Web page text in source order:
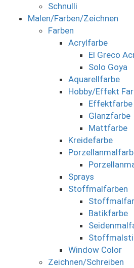
Schnulli
Malen/Farben/Zeichnen
Farben
Acrylfarbe
El Greco
Solo Goya
Aquarellfarbe
Hobby/Effekt
Effektfarbe
Glanzfarbe
Mattfarbe
Kreidefarbe
Sprays
Stoffmalfarben
Batikfarbe
Window Color
Zeichnen/Schreiben